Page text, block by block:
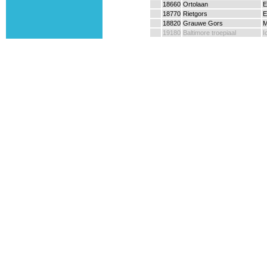
18660 Ortolaan
18770 Rietgors
18820 Grauwe Gors
19180 Baltimore troepiaal